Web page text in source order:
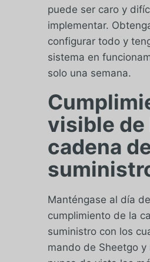
puede ser caro y
implementar.
configurar todo y
sistema en
solo una semana.
visible de
cadena
Manténgase al día
cumplimiento de la
suministro con los
mando de Sheetgo y